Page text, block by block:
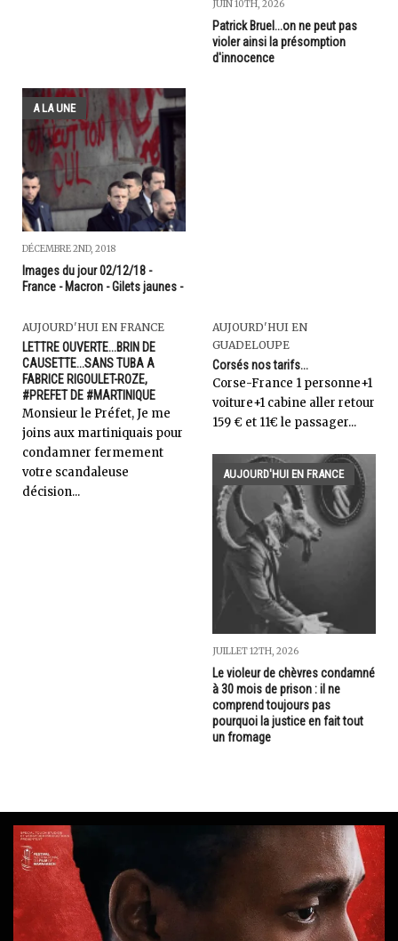
JUIN 10TH, 2026
Patrick Bruel...on ne peut pas
violer ainsi la présomption
d'innocence
A LA UNE
DÉCEMBRE 2ND, 2018
Images du jour 02/12/18 -
France - Macron - Gilets jaunes -
AUJOURD'HUI EN FRANCE
LETTRE OUVERTE...BRIN DE
CAUSETTE...SANS TUBA A
FABRICE RIGOULET-ROZE,
#PREFET DE #MARTINIQUE
Monsieur le Préfet, Je me
joins aux martiniquais pour
condamner fermement
votre scandaleuse
décision...
AUJOURD'HUI EN
GUADELOUPE
Corsés nos tarifs...
Corse-France 1 personne+1
voiture+1 cabine aller retour
159 € et 11€ le passager...
AUJOURD'HUI EN FRANCE
JUILLET 12TH, 2026
Le violeur de chèvres condamné
à 30 mois de prison : il ne
comprend toujours pas
pourquoi la justice en fait tout
un fromage